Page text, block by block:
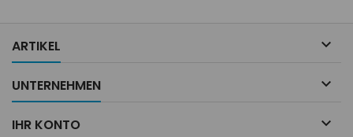
ARTIKEL 
UNTERNEHMEN 
IHR KONTO 